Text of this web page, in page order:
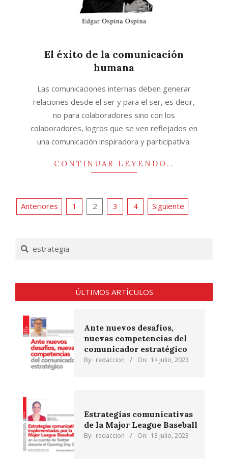
El éxito de la comunicación
humana
07-
08
Las comunicaciones internas deben generar
relaciones desde el ser y para el ser, es decir,
no para colaboradores sino con los
colaboradores, logros que se ven reflejados en
una comunicación inspiradora y participativa.
CONTINUAR LEYENDO..
Paginación
entradas
Anteriores 1 2 3 4 Siguiente
Search
ÚLTIMOS ARTÍCULOS
Ante nuevos desafíos,
nuevas competencias del
comunicador estratégico
By: redaccion On: 14 julio, 2023
Estrategias comunicativas
de la Major League Baseball
By: redaccion On: 13 julio, 2023